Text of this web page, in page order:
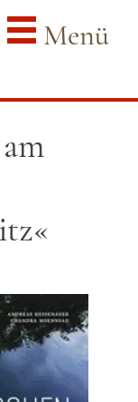
Menü